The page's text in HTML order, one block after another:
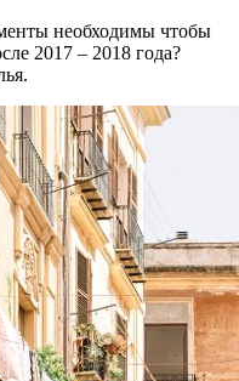
необходимы чтобы
2017 – 2018 года?